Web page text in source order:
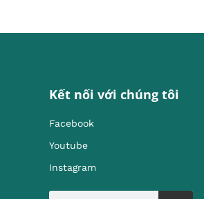
Kết nối với chúng tôi
Facebook
Youtube
Instagram